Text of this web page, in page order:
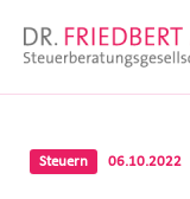
Inhalt
Steuern 06.10.2022